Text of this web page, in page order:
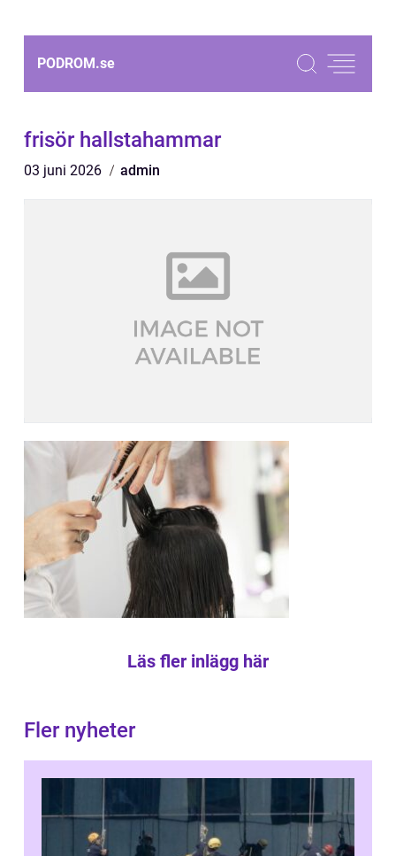
PODROM.se
frisör hallstahammar
03 juni 2026 admin
Läs fler inlägg här
Fler nyheter